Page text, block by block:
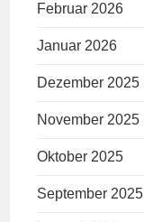
Februar 2026
Januar 2026
Dezember 2025
November 2025
Oktober 2025
September 2025